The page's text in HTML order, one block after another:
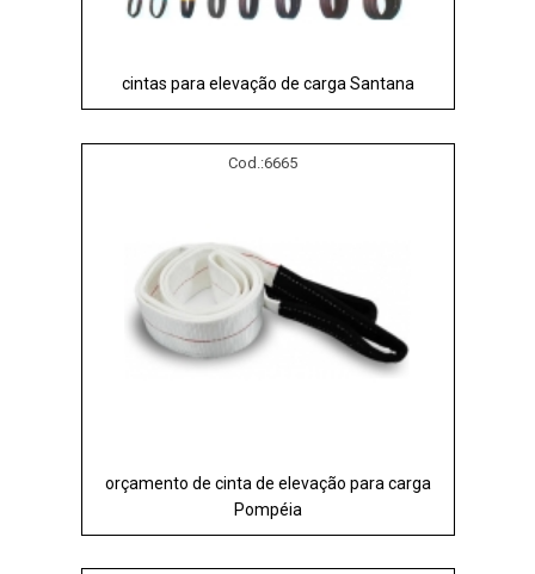
cintas para elevação de carga Santana
Cod.:6665
orçamento de cinta de elevação para carga
Pompéia